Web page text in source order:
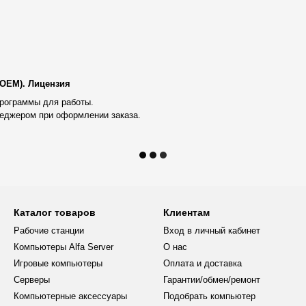
Почты)
тарифам Новой Почты).
из нашего магазина;
можно уточнить у
Telegram или Viber;
станции;
конфигурацией, оформим
Лицензия
для работы.
при оформлении заказа.
Каталог товаров
Рабочие станции
Компьютеры Alfa Server
Игровые компьютеры
Серверы
Компьютерные аксессуары
Клиентам
Вход в личный кабинет
О нас
Оплата и доставка
Гарантии/обмен/ремонт
Подобрать компьютер